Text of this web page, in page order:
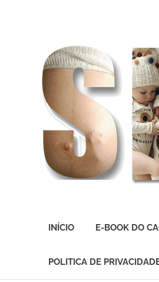
presente
INÍCIO E-BOOK DO
POLITICA DE